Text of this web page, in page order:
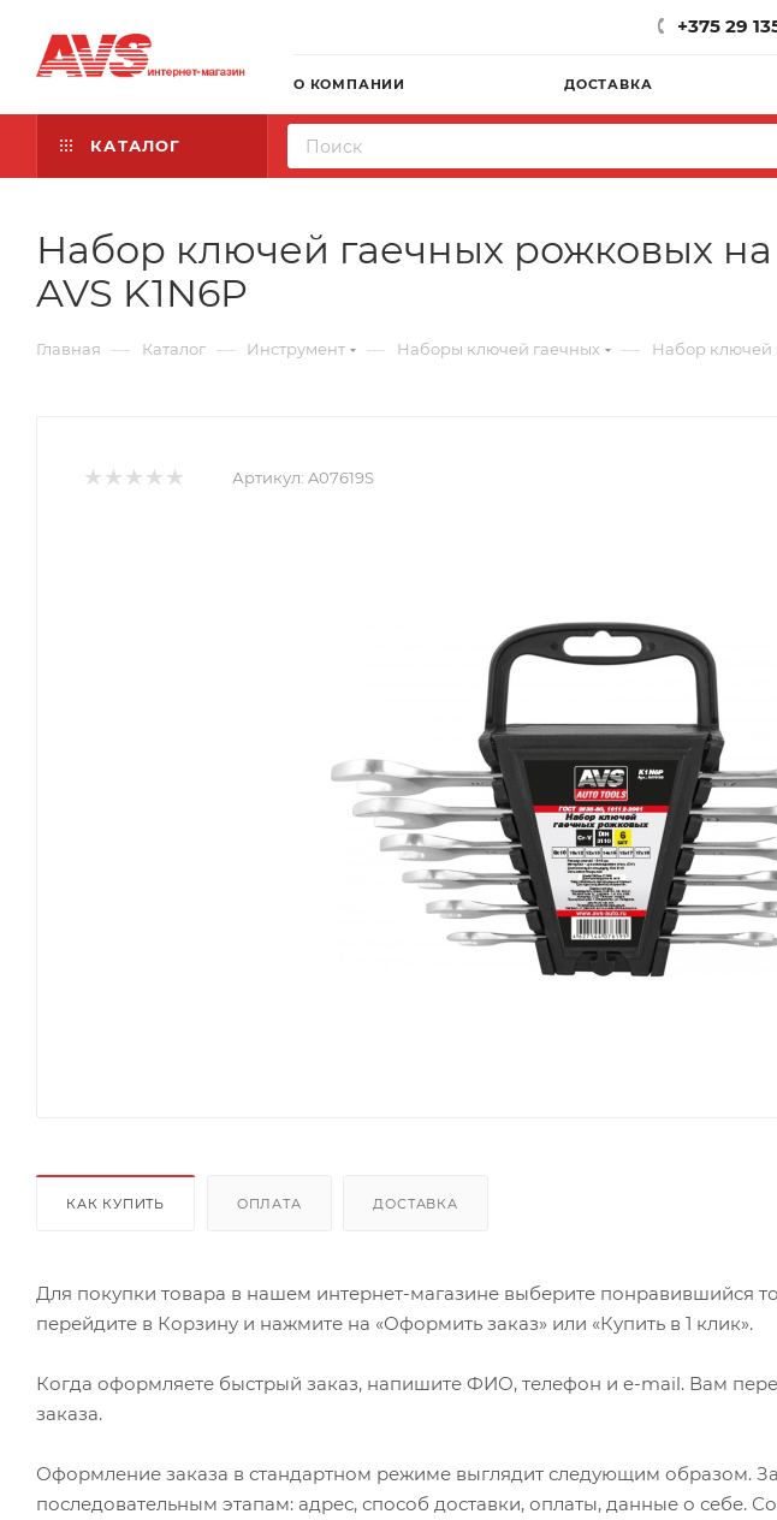
+375 29
О КОМПАНИИ ДОСТАВКА
КАТАЛОГ
Набор ключей гаечных рожковых
AVS K1N6P
Главная — Каталог — Инструмент — Наборы ключей гаечных — Набор ключей
Артикул: A07619S
КАК КУПИТЬ ОПЛАТА ДОСТАВКА
Для покупки товара в нашем интернет-магазине выберите понравившийся
перейдите в Корзину и нажмите на «Оформить заказ» или «Купить в 1 клик».
Когда оформляете быстрый заказ, напишите ФИО, телефон и e-mail. Вам
заказа.
Оформление заказа в стандартном режиме выглядит следующим образом.
последовательным этапам: адрес, способ доставки, оплаты, данные о себе.